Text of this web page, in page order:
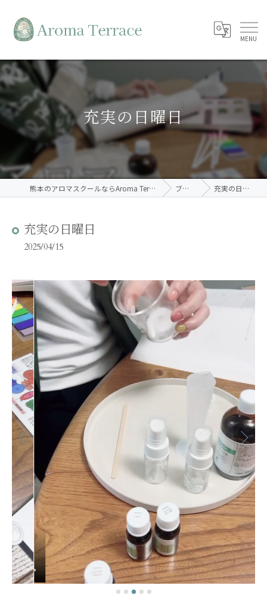
充実の日曜日
熊本のアロマスクールならAroma Terrace ブログ 充実の日曜日
充実の日曜日
2025/04/15